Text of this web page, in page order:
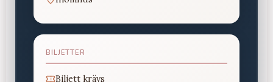
BILJETTER
Biljett krävs